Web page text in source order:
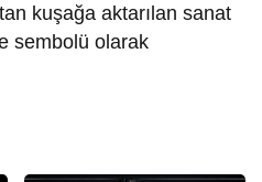
kuşağa aktarılan sanat
sembolü olarak